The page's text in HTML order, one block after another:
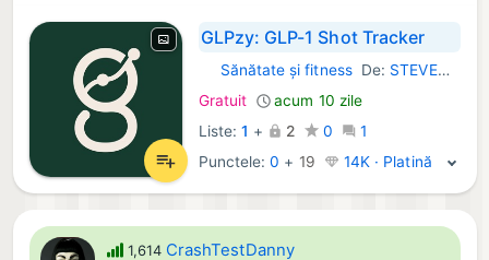
GLPzy: GLP-1 Shot Tracker
iOS Aplicații:
Sănătate și fitnessDe: STEVEN JAMES GOOD
Gratuit
acum 10 zile
Liste: 1 + 2 0
1
Punctele:0 + 19 14K · Platină
1,614 CrashTestDanny